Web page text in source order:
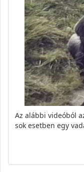
Az alábbi videóból
sok esetben egy